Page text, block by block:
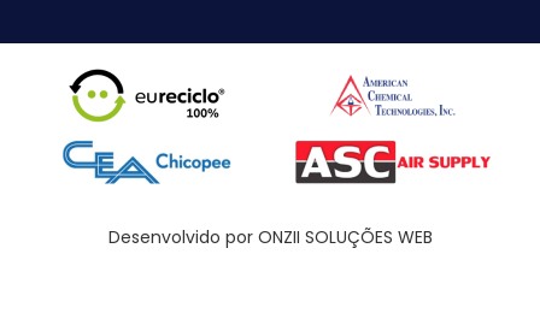
Desenvolvido por ONZII SOLUÇÕES WEB